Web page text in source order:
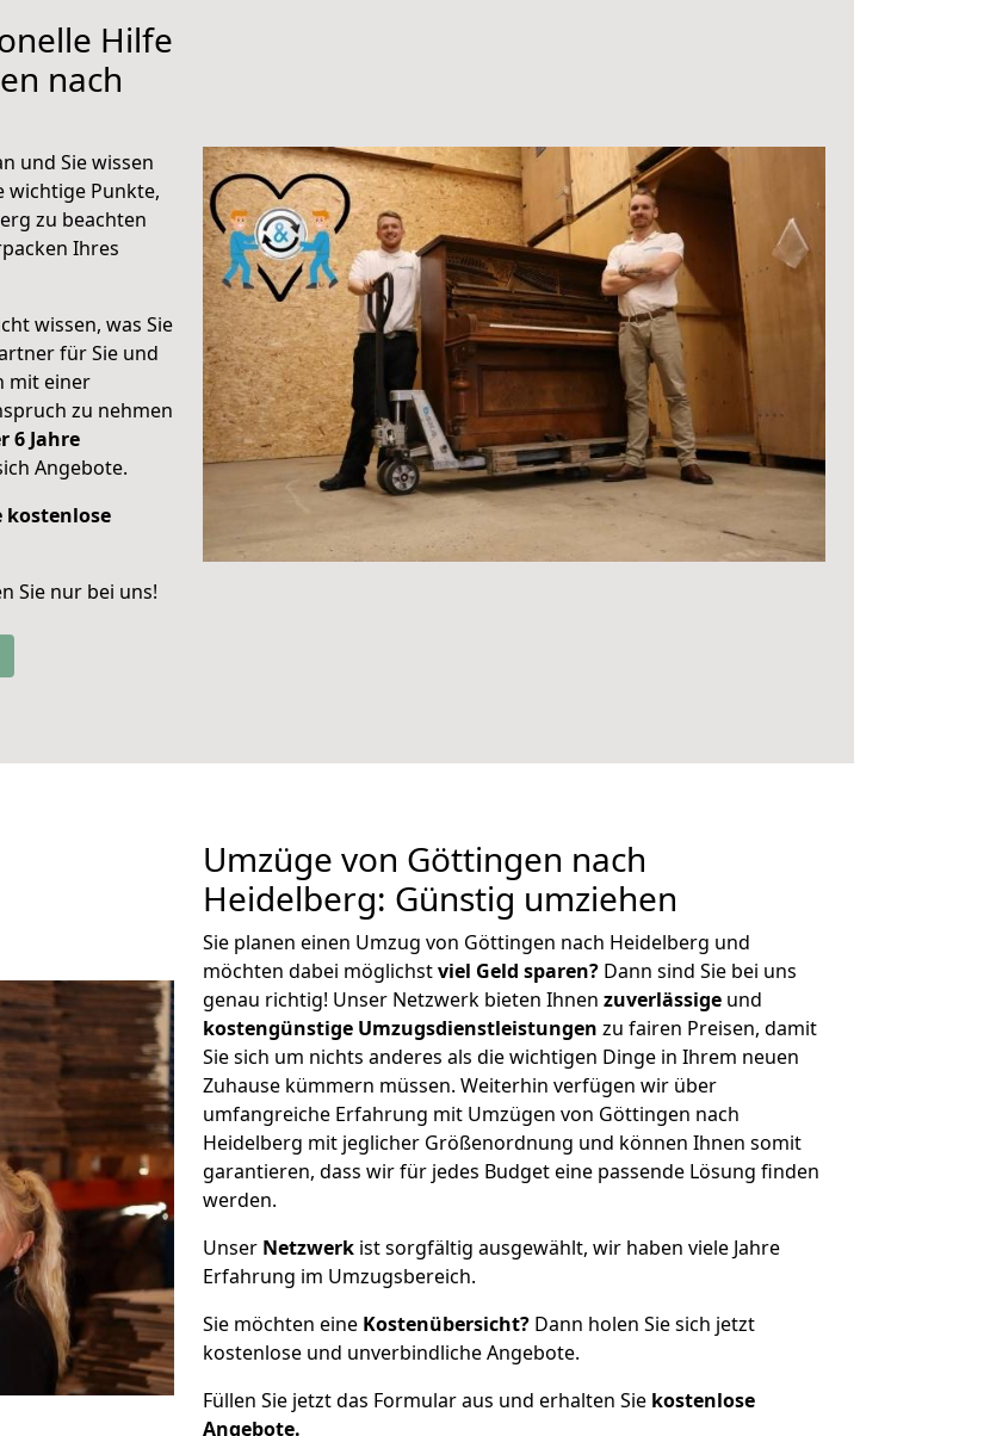
Hilfe
nach
und Sie wissen
wichtige Punkte,
zu beachten
Ihres
wissen, was Sie
für Sie und
mit einer
zu nehmen
6 Jahre
Angebote.
kostenlose
Sie nur bei uns!
Umzüge von Göttingen nach
Heidelberg: Günstig umziehen
Sie planen einen Umzug von Göttingen nach Heidelberg und
möchten dabei möglichstviel Geld sparen? Dann sind Sie bei uns
genau richtig! Unser Netzwerk bieten Ihnen zuverlässige und
kostengünstige Umzugsdienstleistungen zu fairen Preisen, damit
Sie sich um nichts anderes als die wichtigen Dinge in Ihrem neuen
Zuhause kümmern müssen. Weiterhin verfügen wir über
umfangreiche Erfahrung mit Umzügen von Göttingen nach
Heidelberg mit jeglicher Größenordnung und können Ihnen somit
garantieren, dass wir für jedes Budget eine passende Lösung finden
werden.
Unser Netzwerk ist sorgfältig ausgewählt, wir haben viele Jahre
Erfahrung im Umzugsbereich.
Sie möchten eine Kostenübersicht? Dann holen Sie sich jetzt
kostenlose und unverbindliche Angebote.
Füllen Sie jetzt das Formular aus und erhalten Sie kostenlose
Angebote.